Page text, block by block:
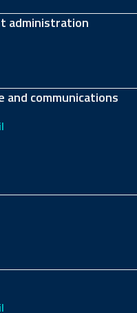
administration
and communications